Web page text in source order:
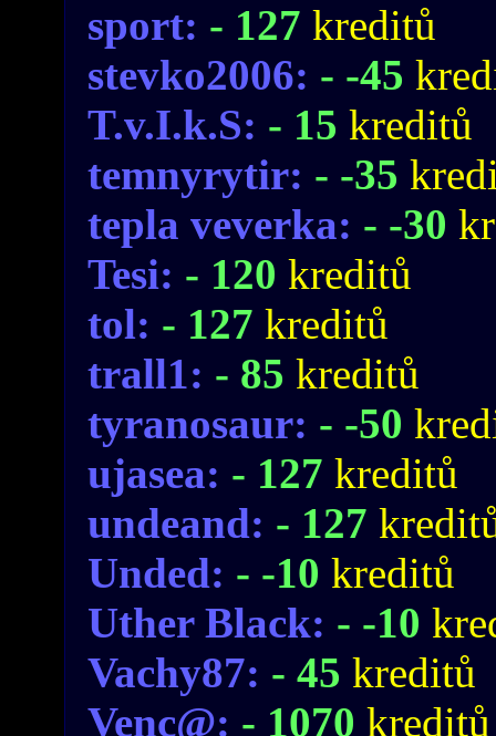
sport: - 127 kreditů
stevko2006: - -45
T.v.I.k.S: - 15 kreditů
temnyrytir: - -35
tepla veverka: - -30
Tesi: - 120 kreditů
tol: - 127 kreditů
trall1: - 85 kreditů
tyranosaur: - -50
ujasea: - 127 kreditů
undeand: - 127
Unded: - -10 kreditů
Uther Black: - -10
Vachy87: - 45 kreditů
Venc@: - 1070 kreditů